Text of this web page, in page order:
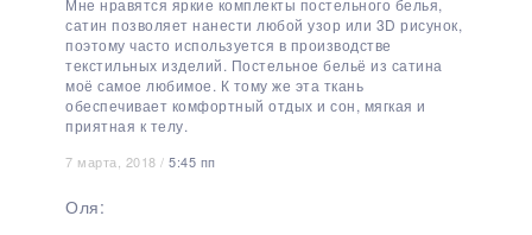
Мне нравятся яркие комплекты постельного белья,
сатин позволяет нанести любой узор или 3D рисунок,
поэтому часто используется в производстве
текстильных изделий. Постельное бельё из сатина
моё самое любимое. К тому же эта ткань
обеспечивает комфортный отдых и сон, мягкая и
приятная к телу.
7 марта, 2018 / 5:45 пп
Оля: